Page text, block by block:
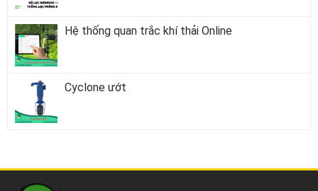
Hệ thống quan trắc khí thải Online
Cyclone ướt